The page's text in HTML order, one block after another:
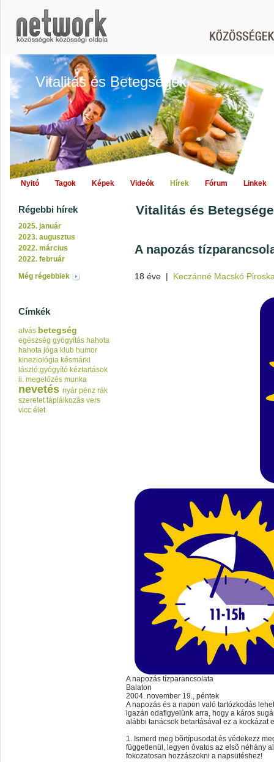
Vitalitás és Betegségek
Nyitó Tagok Képek Videók Hírek Fórum Linkek
Régebbi hírek
2025. január
2023. augusztus
2022. március
2022. február
Még régebbiek
Címkék
alvás betegség
egészség gyógyítás hahota
hahota jóga klub humor
kineziológia késmárki
lászló:gyógyító kéztartások
ii. megelőzés munka
nevetés nyár pénz rák
szeretet táplálkozás vers
vicc élet
Vitalitás és
A napozás
18 éve | Keczánné Macskó
A napozás tízparancsolata
Balaton
2004. november 19., péntek
A napozás és a napon való tartózkodás
igazán odafigyelünk arra, hogy a káros
alábbi tanácsok betartásával ez a kockázat
1. Ismerd meg bõrtípusodat és védekezz
függetlenül, legyen óvatos az elsõ néhány
fokozatosan hozzászokni a napsütéshez!